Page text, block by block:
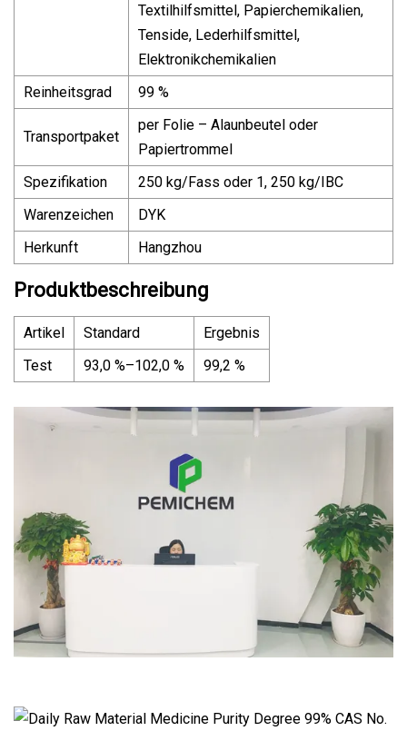
Textilhilfsmittel, Papierchemikalien,
Tenside, Lederhilfsmittel,
Elektronikchemikalien
Reinheitsgrad
99 %
Transportpaket
per Folie – Alaunbeutel oder
Papiertrommel
Spezifikation
250 kg/Fass oder 1, 250 kg/IBC
Warenzeichen
DYK
Herkunft
Hangzhou
Produktbeschreibung
Artikel Standard
Ergebnis
Test
93,0 %–102,0 % 99,2 %